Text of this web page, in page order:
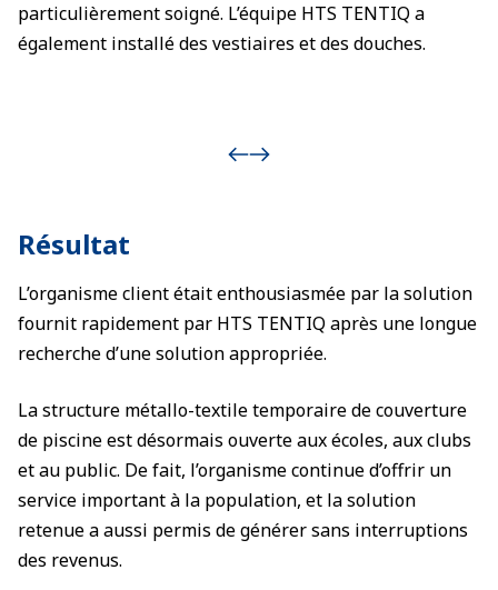
particulièrement soigné. L’équipe HTS TENTIQ a
également installé des vestiaires et des douches.
Résultat
L’organisme client était enthousiasmée par la solution
fournit rapidement par HTS TENTIQ après une longue
recherche d’une solution appropriée.
La structure métallo-textile temporaire de couverture
de piscine est désormais ouverte aux écoles, aux clubs
et au public. De fait, l’organisme continue d’offrir un
service important à la population, et la solution
retenue a aussi permis de générer sans interruptions
des revenus.